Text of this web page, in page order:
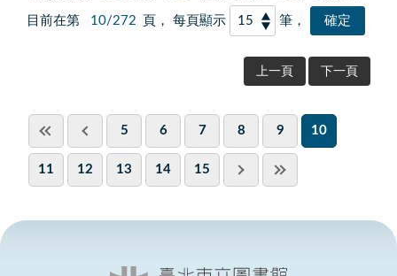
目前在第 10/272 頁， 每頁顯示 筆，
上一頁 下一頁
5 6 7 8 9 10
11 12 13 14 15